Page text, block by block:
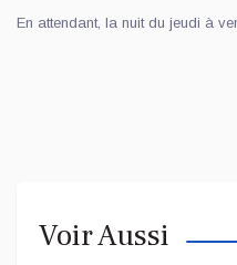
En attendant, la nuit du jeudi à
Voir Aussi